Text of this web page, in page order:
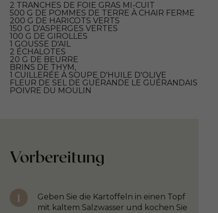
2 TRANCHES DE FOIE GRAS MI-CUIT
500 G DE POMMES DE TERRE À CHAIR FERME
200 G DE HARICOTS VERTS
150 G D'ASPERGES VERTES
100 G DE GIROLLES
1 GOUSSE D'AIL
2 ÉCHALOTES
20 G DE BEURRE
BRINS DE THYM,
1 CUILLERÉE À SOUPE D'HUILE D'OLIVE
FLEUR DE SEL DE GUÉRANDE LE GUÉRANDAIS
POIVRE DU MOULIN
Vorbereitung
Geben Sie die Kartoffeln in einen Topf
mit kaltem Salzwasser und kochen Sie